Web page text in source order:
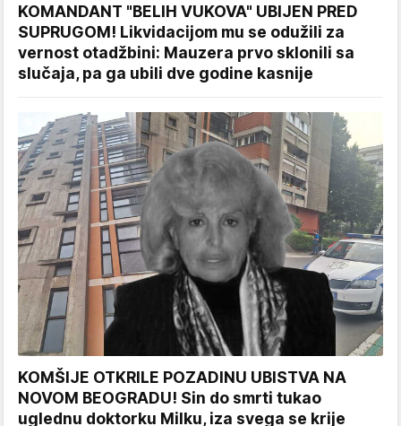
KOMANDANT "BELIH VUKOVA" UBIJEN PRED
SUPRUGOM! Likvidacijom mu se odužili za
vernost otadžbini: Mauzera prvo sklonili sa
slučaja, pa ga ubili dve godine kasnije
KOMŠIJE OTKRILE POZADINU UBISTVA NA
NOVOM BEOGRADU! Sin do smrti tukao
uglednu doktorku Milku, iza svega se krije